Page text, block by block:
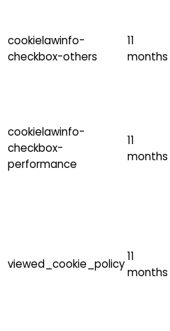
cookielawinfo-
checkbox-others
11
months
cookielawinfo-
checkbox-
performance
11
months
viewed_cookie_policy
11
months